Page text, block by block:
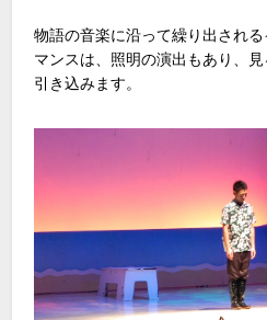
物語の音楽に沿って繰り出され
マンスは、照明の演出もあり、
引き込みます。